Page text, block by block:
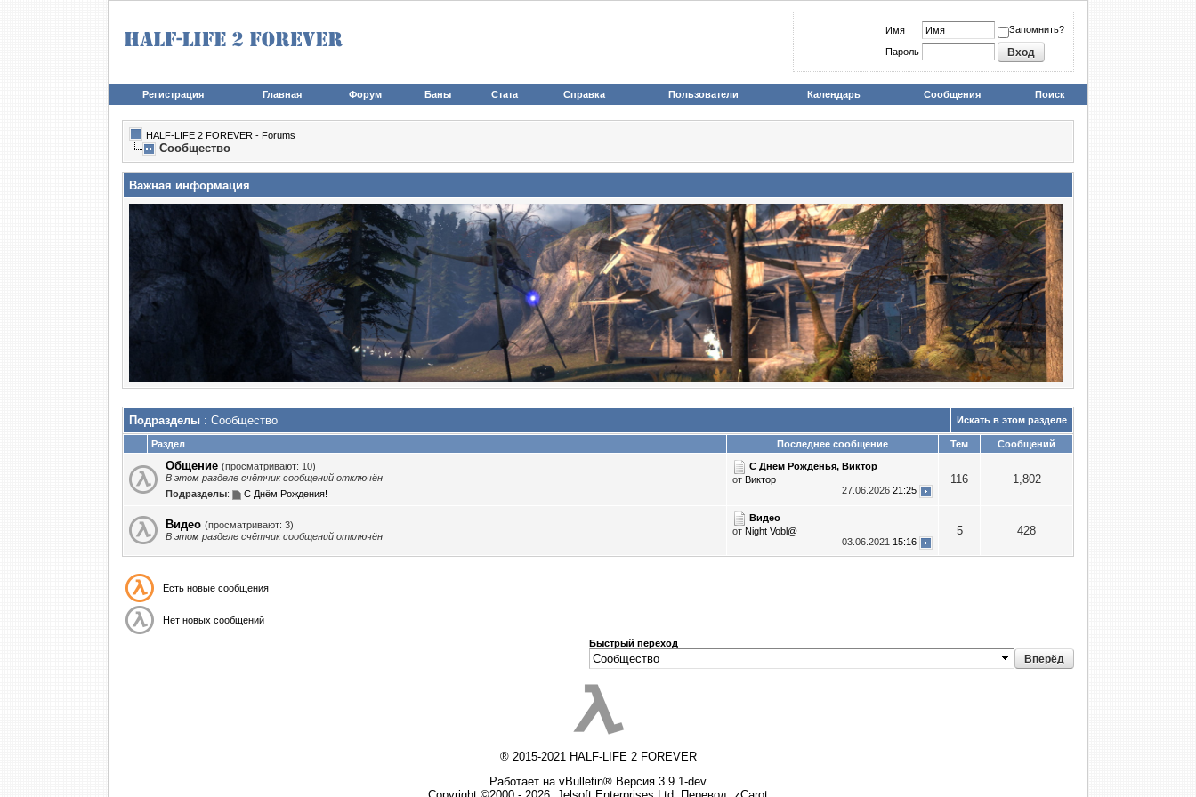
Имя Запомнить?
Пароль
Регистрация Главная Форум Баны Стата Справка Пользователи Календарь Сообщения Поиск
HALF-LIFE 2 FOREVER - Forums
Сообщество
Важная информация
Подразделы : Сообщество Искать в этом разделе
Раздел Последнее сообщение Тем Сообщений
Общение (просматривают: 10)
В этом разделе счётчик сообщений отключён
Подразделы: С Днём Рождения!
С Днем Рожденья, Виктор
от Виктор
27.06.2026 21:25
116 1,802
Видео (просматривают: 3)
В этом разделе счётчик сообщений отключён
Видео
от Night Vobl@
03.06.2021 15:16
5 428
Есть новые сообщения
Нет новых сообщений
Быстрый переход
® 2015-2021 HALF-LIFE 2 FOREVER
Работает на vBulletin® Версия 3.9.1-dev